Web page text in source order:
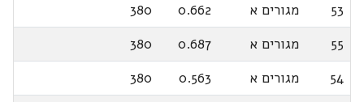
53
מגורים א 0.662
380
55
מגורים א 0.687
380
54
מגורים א 0.563
380